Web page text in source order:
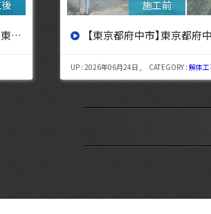
】 【東京都三鷹市】東京都三鷹市 解体工事【東京・埼
UP : 2026年08月06日 , CATEGORY :解体